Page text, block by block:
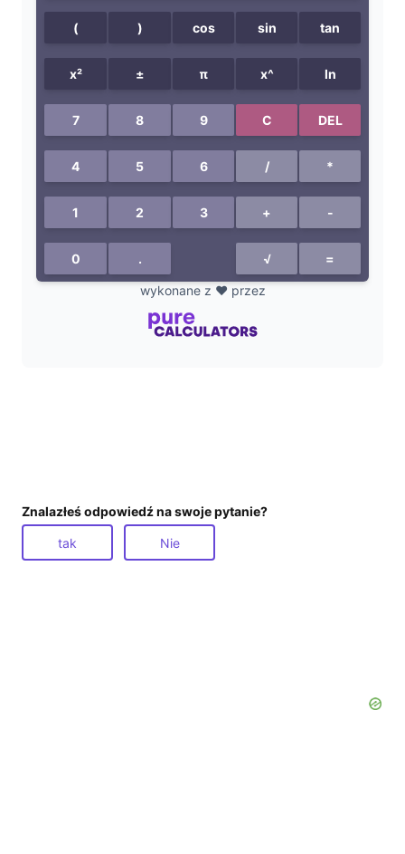
i
d
e
o
wykonane z ❤️ przez
Znalazłeś odpowiedź na swoje pytanie?
tak Nie